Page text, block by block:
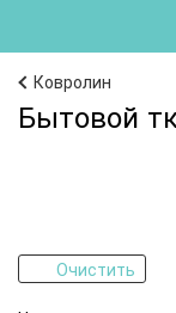
Ковролин
Бытовой
Очистить